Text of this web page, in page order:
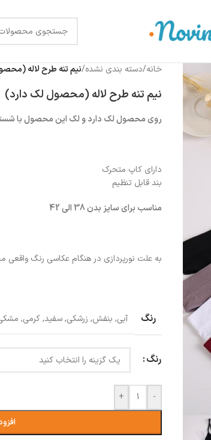
خانه/دسته بندی نشده/نیم تنه طرح لاله
نیم تنه طرح لاله (محصول لک دارد)
روی محصول لک دارد و لک این محصول با
دارای کاپ متحرک
بند قابل تنظیم
مناسب برای سایز بدن 38 الی 42
به علت نورپردازی در هنگام عکاسی رنگ
رنگ آبی, بنفش, زرشکی,سفید,کرمی,
رنگ
-
+